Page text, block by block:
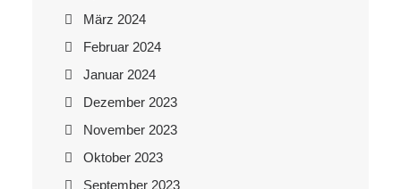
März 2024
Februar 2024
Januar 2024
Dezember 2023
November 2023
Oktober 2023
September 2023